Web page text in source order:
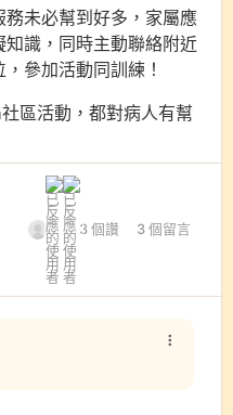
未必幫到好多，家屬應
識，同時主動聯絡附近
參加活動同訓練！
區活動，都對病人有幫
3 個讚 3 個留言